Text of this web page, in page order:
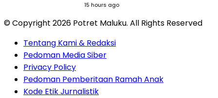
15 hours ago
© Copyright 2026 Potret Maluku. All Rights Reserved
Tentang Kami & Redaksi
Pedoman Media Siber
Privacy Policy
Pedoman Pemberitaan Ramah Anak
Kode Etik Jurnalistik